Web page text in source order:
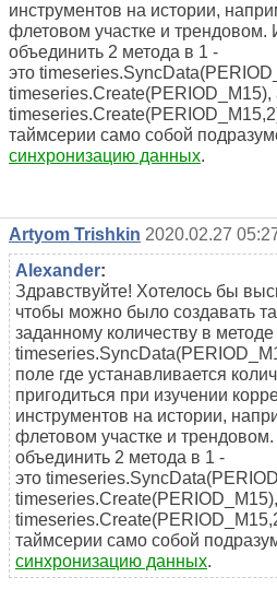
инструментов на истории,
флетовом участке и трендовом.
объединить 2 метода в 1 -
это
timeseries.Create(PERIOD_M15),
таймсерии само собой
синхронизацию данных.
Artyom Trishkin 2020.02.27
Alexander:
Здравствуйте! Хотелось бы
чтобы можно было создавать
заданному количеству в методе
поле где устанавливается
пригодиться при изучении
инструментов на истории,
флетовом участке и
объединить 2 метода в 1 -
это
таймсерии само собой
синхронизацию данных.